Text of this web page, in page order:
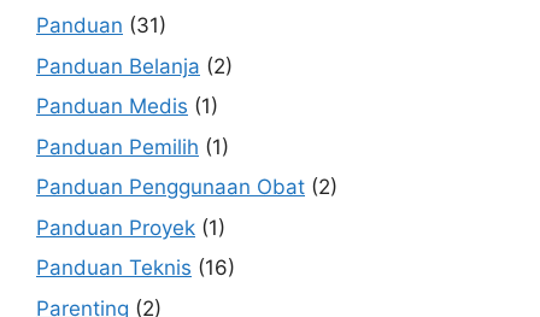
Panduan (31)
Panduan Belanja (2)
Panduan Medis (1)
Panduan Pemilih (1)
Panduan Penggunaan Obat (2)
Panduan Proyek (1)
Panduan Teknis (16)
Parenting (2)